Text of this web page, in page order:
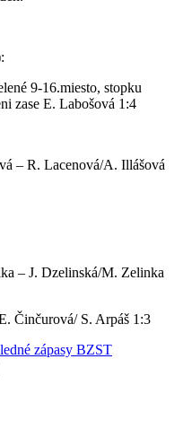
9-16.miesto, stopku
zase E. Labošová 1:4
– R. Lacenová/A. Illášová
– J. Dzelinská/M. Zelinka
Činčurová/ S. Arpáš 1:3
zápasy BZST